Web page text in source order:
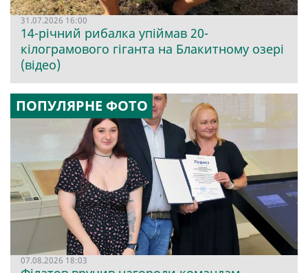
31.07.2026 16:00
14-річний рибалка упіймав 20-
кілограмового гіганта на Блакитному озері
(відео)
ПОПУЛЯРНЕ ФОТО
07.08.2026 18:03